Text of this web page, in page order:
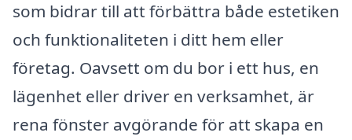
som bidrar till att förbättra både estetiken
och funktionaliteten i ditt hem eller
företag. Oavsett om du bor i ett hus, en
lägenhet eller driver en verksamhet, är
rena fönster avgörande för att skapa en